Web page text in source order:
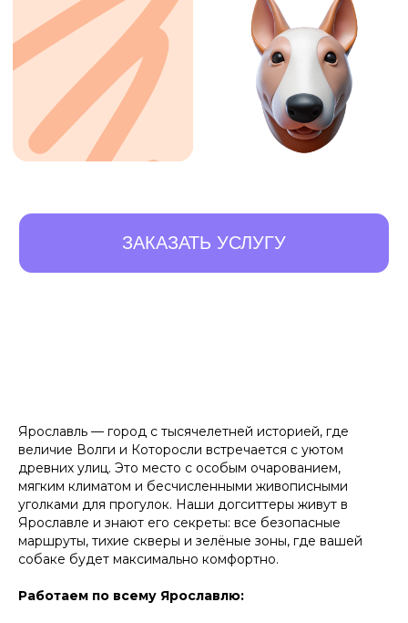
Ярославль — город с тысячелетней историей, где
величие Волги и Которосли встречается с уютом
древних улиц. Это место с особым очарованием,
мягким климатом и бесчисленными живописными
уголками для прогулок. Наши догситтеры живут в
Ярославле и знают его секреты: все безопасные
маршруты, тихие скверы и зелёные зоны, где вашей
собаке будет максимально комфортно.
Работаем по всему Ярославлю: